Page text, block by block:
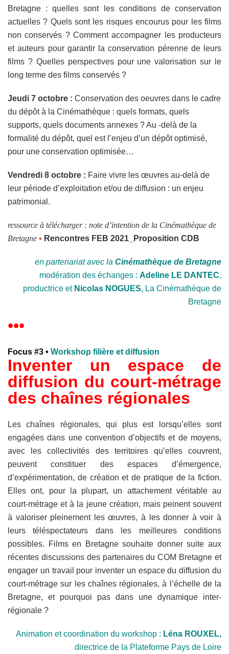
Bretagne : quelles sont les conditions de conservation
actuelles ? Quels sont les risques encourus pour les films
non conservés ? Comment accompagner les producteurs
et auteurs pour garantir la conservation pérenne de leurs
films ? Quelles perspectives pour une valorisation sur le
long terme des films conservés ?
Jeudi 7 octobre : Conservation des oeuvres dans le cadre
du dépôt à la Cinémathèque : quels formats, quels
supports, quels documents annexes ? Au -delà de la
formalité du dépôt, quel est l’enjeu d’un dépôt optimisé,
pour une conservation optimisée…
Vendredi 8 octobre : Faire vivre les œuvres au-delà de
leur période d’exploitation et/ou de diffusion : un enjeu
patrimonial.
ressource à télécharger : note d’intention de la Cinémathèque de
Bretagne • Rencontres FEB 2021_Proposition CDB
en partenariat avec la Cinémathèque de Bretagne
modération des échanges : Adeline LE DANTEC,
productrice et Nicolas NOGUES, La Cinémathèque de
Bretagne
•••
Focus #3 • Workshop filière et diffusion
Inventer un espace de
diffusion du court-métrage
des chaînes régionales
Les chaînes régionales, qui plus est lorsqu’elles sont
engagées dans une convention d’objectifs et de moyens,
avec les collectivités des territoires qu’elles couvrent,
peuvent constituer des espaces d’émergence,
d’expérimentation, de création et de pratique de la fiction.
Elles ont, pour la plupart, un attachement véritable au
court-métrage et à la jeune création, mais peinent souvent
à valoriser pleinement les œuvres, à les donner à voir à
leurs téléspectateurs dans les meilleures conditions
possibles. Films en Bretagne souhaite donner suite aux
récentes discussions des partenaires du COM Bretagne et
engager un travail pour inventer un espace du diffusion du
court-métrage sur les chaînes régionales, à l’échelle de la
Bretagne, et pourquoi pas dans une dynamique inter-
régionale ?
Animation et coordination du workshop : Léna ROUXEL,
directrice de la Plateforme Pays de Loire